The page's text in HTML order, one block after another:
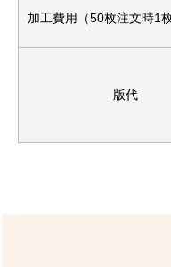
加工費用（50枚注文時1
版代